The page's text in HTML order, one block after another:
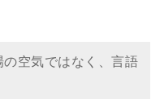
空気ではなく、言語